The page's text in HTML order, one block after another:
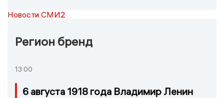
Новости СМИ2
Регион бренд
13:00
6 августа 1918 года Владимир Ленин